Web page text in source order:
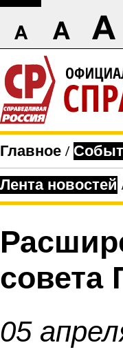
Главное /
Лента новостей
совета
05